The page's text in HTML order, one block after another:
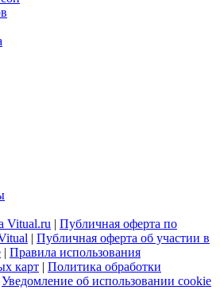
Vitual.ru | Публичная оферта по
| Публичная оферта об участии в
| Правила использования
карт | Политика обработки
Уведомление об использовании cookie